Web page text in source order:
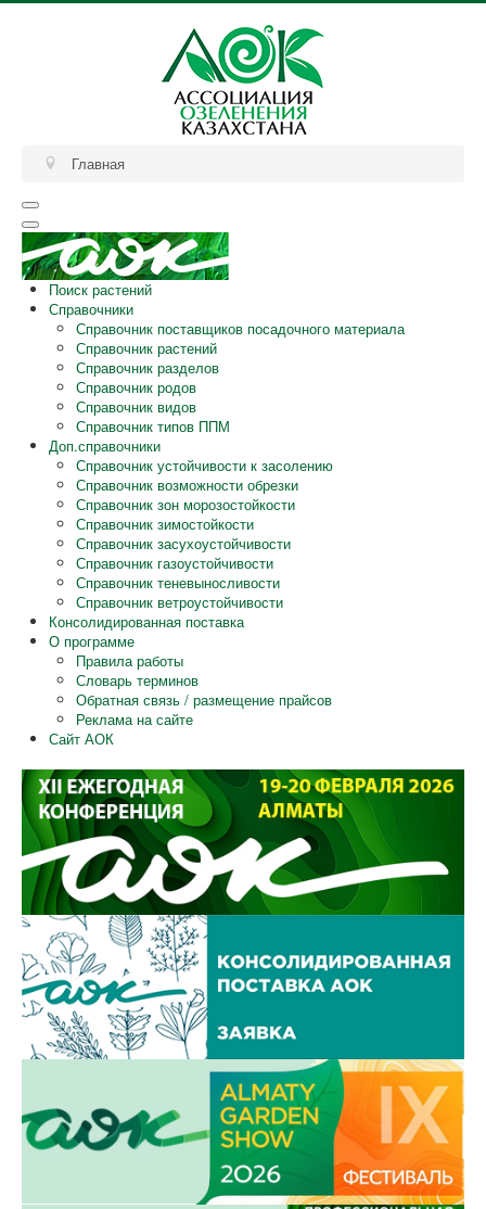
Главная
Поиск растений
Справочники
Справочник поставщиков посадочного материала
Справочник растений
Справочник разделов
Справочник родов
Справочник видов
Справочник типов ППМ
Доп.справочники
Справочник устойчивости к засолению
Справочник возможности обрезки
Справочник зон морозостойкости
Справочник зимостойкости
Справочник засухоустойчивости
Справочник газоустойчивости
Справочник теневыносливости
Справочник ветроустойчивости
Консолидированная поставка
О программе
Правила работы
Словарь терминов
Обратная связь / размещение прайсов
Реклама на сайте
Сайт АОК